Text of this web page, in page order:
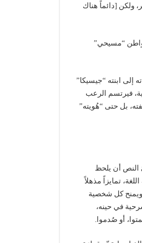
ولكن [دائماً هناك
مواطن “مسيحي”
إلى ابنته “جيسيكا”
فيرتسم الرعب
بل حتى “هُويته”
النص أن يلحظ
تمايزاً مذهلاً
ويمنح كل شخصية
في حينه،
أو صُدموا.